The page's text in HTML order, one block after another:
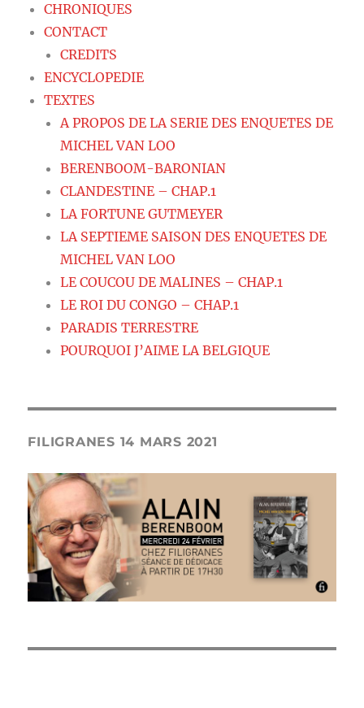
CHRONIQUES
CONTACT
CREDITS
ENCYCLOPEDIE
TEXTES
A PROPOS DE LA SERIE DES ENQUETES DE
MICHEL VAN LOO
BERENBOOM-BARONIAN
CLANDESTINE – CHAP.1
LA FORTUNE GUTMEYER
LA SEPTIEME SAISON DES ENQUETES DE
MICHEL VAN LOO
LE COUCOU DE MALINES – CHAP.1
LE ROI DU CONGO – CHAP.1
PARADIS TERRESTRE
POURQUOI J’AIME LA BELGIQUE
FILIGRANES 14 MARS 2021